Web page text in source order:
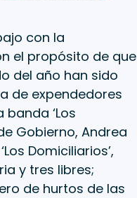
con la
el propósito de que
del año han sido
de expendedores
‘Los
Gobierno, Andrea
Domiciliarios’,
y tres libres;
de hurtos de las